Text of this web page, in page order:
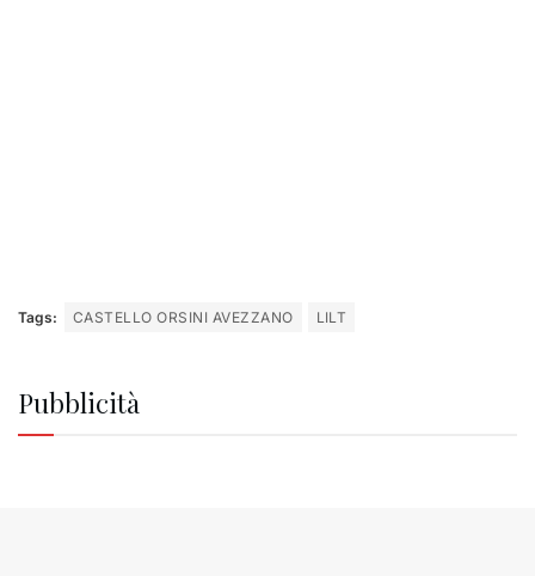
Tags: CASTELLO ORSINI AVEZZANO LILT
Pubblicità